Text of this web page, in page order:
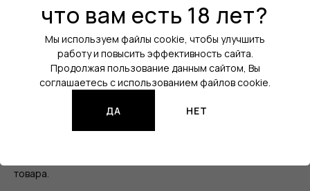
Активация:На кнопку
Регулировка мощности:Да
Встроенный
Все характеристики
товара.
что вам есть 18 лет?
Мы используем файлы cookie, чтобы улучшить
работу и повысить эффективность сайта.
Продолжая пользование данным сайтом, Вы
соглашаетесь с использованием файлов cookie.
ДА НЕТ